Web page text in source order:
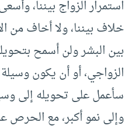
استمرار الزواج بيننا،
خلاف بيننا، ولا أخاف من
بين البشر ولن أسمح
الزواجي، أو أن يكون وسيلة
سأعمل على تحويله إلى
وإلى نمو أكبر، مع الحرص